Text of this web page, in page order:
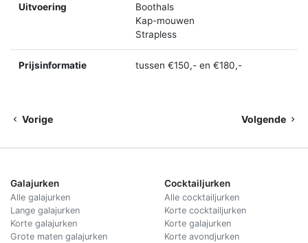
Uitvoering
Boothals
Kap-mouwen
Strapless
Prijsinformatie tussen €150,- en €180,-
Vorige Volgende
Galajurken
Alle galajurken
Lange galajurken
Korte galajurken
Grote maten galajurken
Cocktailjurken
Alle cocktailjurken
Korte cocktailjurken
Korte galajurken
Korte avondjurken